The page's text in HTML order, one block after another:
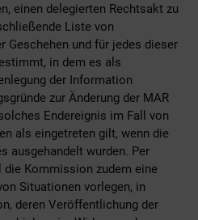
einen delegierten Rechtsakt zu
Liste von
Geschehen und für jedes dieser
in dem es als
der Information
zur Änderung der MAR
Endereignis im Fall von
als eingetreten gilt, wenn die
ausgehandelt wurden. Per
Kommission zudem eine
Situationen vorlegen, in
deren Veröffentlichung der